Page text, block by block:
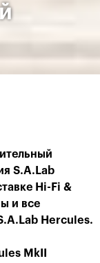
S.A.Lab
Hi-Fi &
и все
Hercules.
MkII